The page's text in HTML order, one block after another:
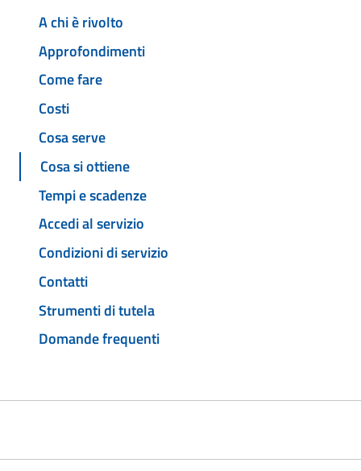
A chi è rivolto
Approfondimenti
Come fare
Costi
Cosa serve
Cosa si ottiene
Tempi e scadenze
Accedi al servizio
Condizioni di servizio
Contatti
Strumenti di tutela
Domande frequenti